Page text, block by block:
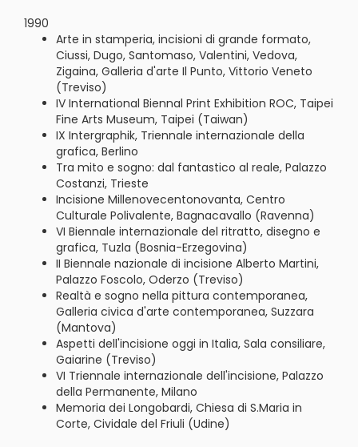
1990
Arte in stamperia, incisioni di grande formato,
Ciussi, Dugo, Santomaso, Valentini, Vedova,
Zigaina, Galleria d'arte Il Punto, Vittorio Veneto
(Treviso)
IV International Biennal Print Exhibition ROC, Taipei
Fine Arts Museum, Taipei (Taiwan)
IX Intergraphik, Triennale internazionale della
grafica, Berlino
Tra mito e sogno: dal fantastico al reale, Palazzo
Costanzi, Trieste
Incisione Millenovecentonovanta, Centro
Culturale Polivalente, Bagnacavallo (Ravenna)
VI Biennale internazionale del ritratto, disegno e
grafica, Tuzla (Bosnia-Erzegovina)
II Biennale nazionale di incisione Alberto Martini,
Palazzo Foscolo, Oderzo (Treviso)
Realtà e sogno nella pittura contemporanea,
Galleria civica d'arte contemporanea, Suzzara
(Mantova)
Aspetti dell'incisione oggi in Italia, Sala consiliare,
Gaiarine (Treviso)
VI Triennale internazionale dell'incisione, Palazzo
della Permanente, Milano
Memoria dei Longobardi, Chiesa di S.Maria in
Corte, Cividale del Friuli (Udine)